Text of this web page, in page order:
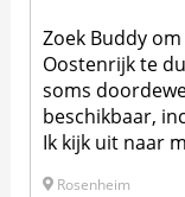
Zoek Buddy
Oostenrijk te
soms
beschikbaar,
Ik kijk uit naar
Rosenheim